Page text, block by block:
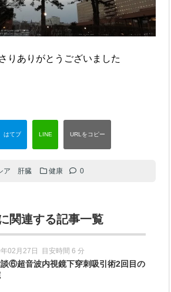
りありがとうございました
ア 肝臓 健康 0
関連する記事一覧
02月27日 目安時間 6 分
⑥超音波内視鏡下穿刺吸引術2回目の